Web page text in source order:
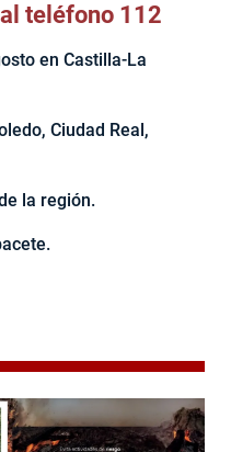
teléfono 112
en Castilla-La
Ciudad Real,
la región.